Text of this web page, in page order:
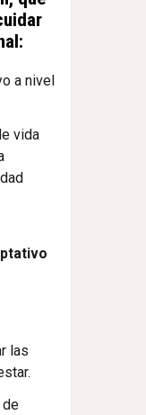
a nivel
vida
las
de